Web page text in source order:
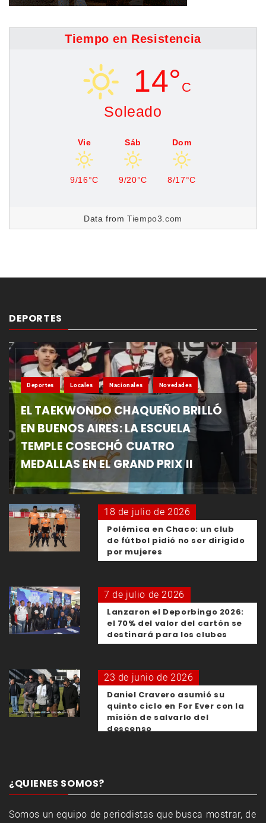
Tiempo en Resistencia
14° C
Soleado
Vie
9/16°C
Sáb
9/20°C
Dom
8/17°C
Data fromTiempo3.com
DEPORTES
Deportes Locales Nacionales Novedades
EL TAEKWONDO CHAQUEÑO BRILLÓ
EN BUENOS AIRES: LA ESCUELA
TEMPLE COSECHÓ CUATRO
MEDALLAS EN EL GRAND PRIX II
18 de julio de 2026
Polémica en Chaco: un club
de fútbol pidió no ser dirigido
por mujeres
7 de julio de 2026
Lanzaron el Deporbingo 2026:
el 70% del valor del cartón se
destinará para los clubes
23 de junio de 2026
Daniel Cravero asumió su
quinto ciclo en For Ever con la
misión de salvarlo del
descenso
¿QUIENES SOMOS?
Somos un equipo de periodistas que busca mostrar, de